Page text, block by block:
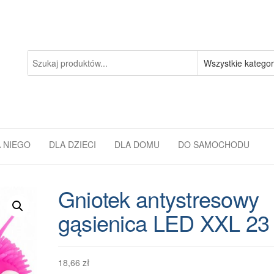
NIEGO DLA DZIECI DLA DOMU DO SAMOCHODU
Gniotek antystresowy
gąsienica LED XXL
18,66 zł